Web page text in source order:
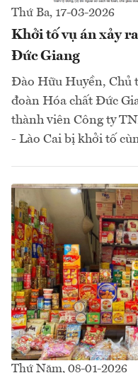
Thứ Ba, 17-03-2026
Khởi tố vụ án xảy
Đức Giang
Đào Hữu Huyền, Chủ
đoàn Hóa chất Đức
thành viên Công ty
- Lào Cai bị khởi tố
Thứ Năm, 08-01-2026